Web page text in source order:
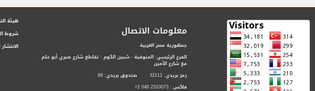
معلومات الاتصال
جمهورية مصر العربية
الفرع الرئيسي: المنوفية - شبين الكوم - تقاطع شارع صبري أبو علم
مع شارع الأمين
رمز بريدي: 32111 صندوق بريدي: 66
فاكس : 2310073 048 2+
هيئة
شروط